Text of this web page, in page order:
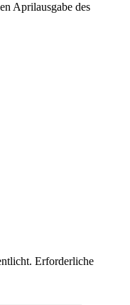
Aprilausgabe des
Erforderliche